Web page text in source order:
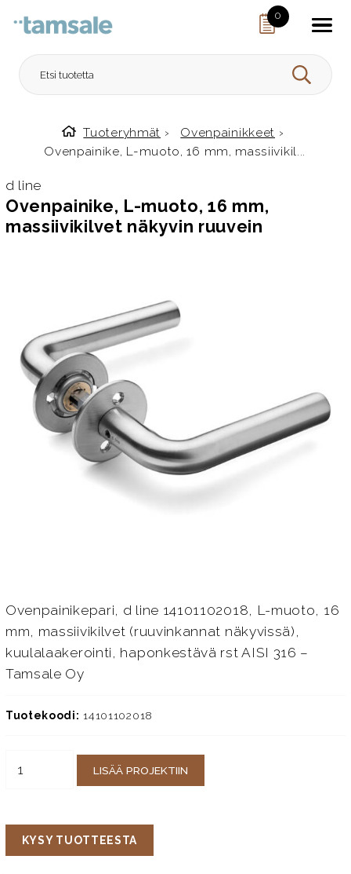
0
HAE
Etusivulle
Tuoteryhmät › Ovenpainikkeet ›
Ovenpainike, L-muoto, 16 mm, massiivikil...
d line
Ovenpainike, L-muoto, 16 mm,
massiivikilvet näkyvin ruuvein
Ovenpainikepari, d line 14101102018, L-muoto, 16
mm, massiivikilvet (ruuvinkannat näkyvissä),
kuulalaakerointi, haponkestävä rst AISI 316 –
Tamsale Oy
Tuotekoodi: 14101102018
LISÄÄ PROJEKTIIN
KYSY TUOTTEESTA